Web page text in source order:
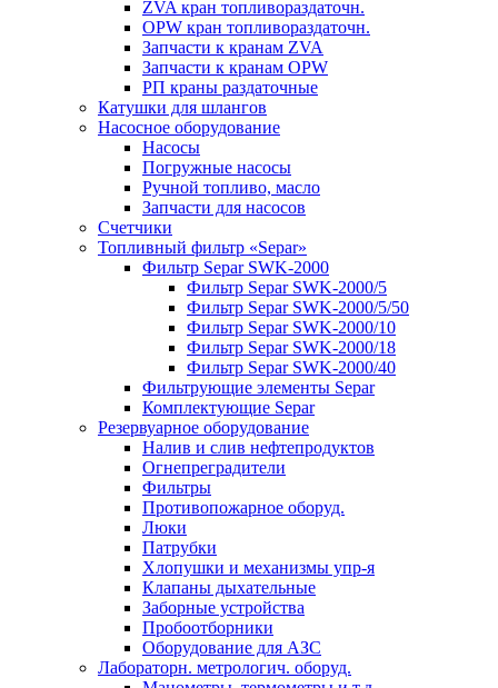
ZVA кран топливораздаточн.
OPW кран топливораздаточн.
Запчасти к кранам ZVA
Запчасти к кранам OPW
РП краны раздаточные
Катушки для шлангов
Насосное оборудование
Насосы
Погружные насосы
Ручной топливо, масло
Запчасти для насосов
Счетчики
Топливный фильтр «Separ»
Фильтр Separ SWK-2000
Фильтр Separ SWK-2000/5
Фильтр Separ SWK-2000/5/50
Фильтр Separ SWK-2000/10
Фильтр Separ SWK-2000/18
Фильтр Separ SWK-2000/40
Фильтрующие элементы Separ
Комплектующие Separ
Резервуарное оборудование
Налив и слив нефтепродуктов
Огнепреградители
Фильтры
Противопожарное оборуд.
Люки
Патрубки
Хлопушки и механизмы упр-я
Клапаны дыхательные
Заборные устройства
Пробоотборники
Оборудование для АЗС
Лабораторн. метрологич. оборуд.